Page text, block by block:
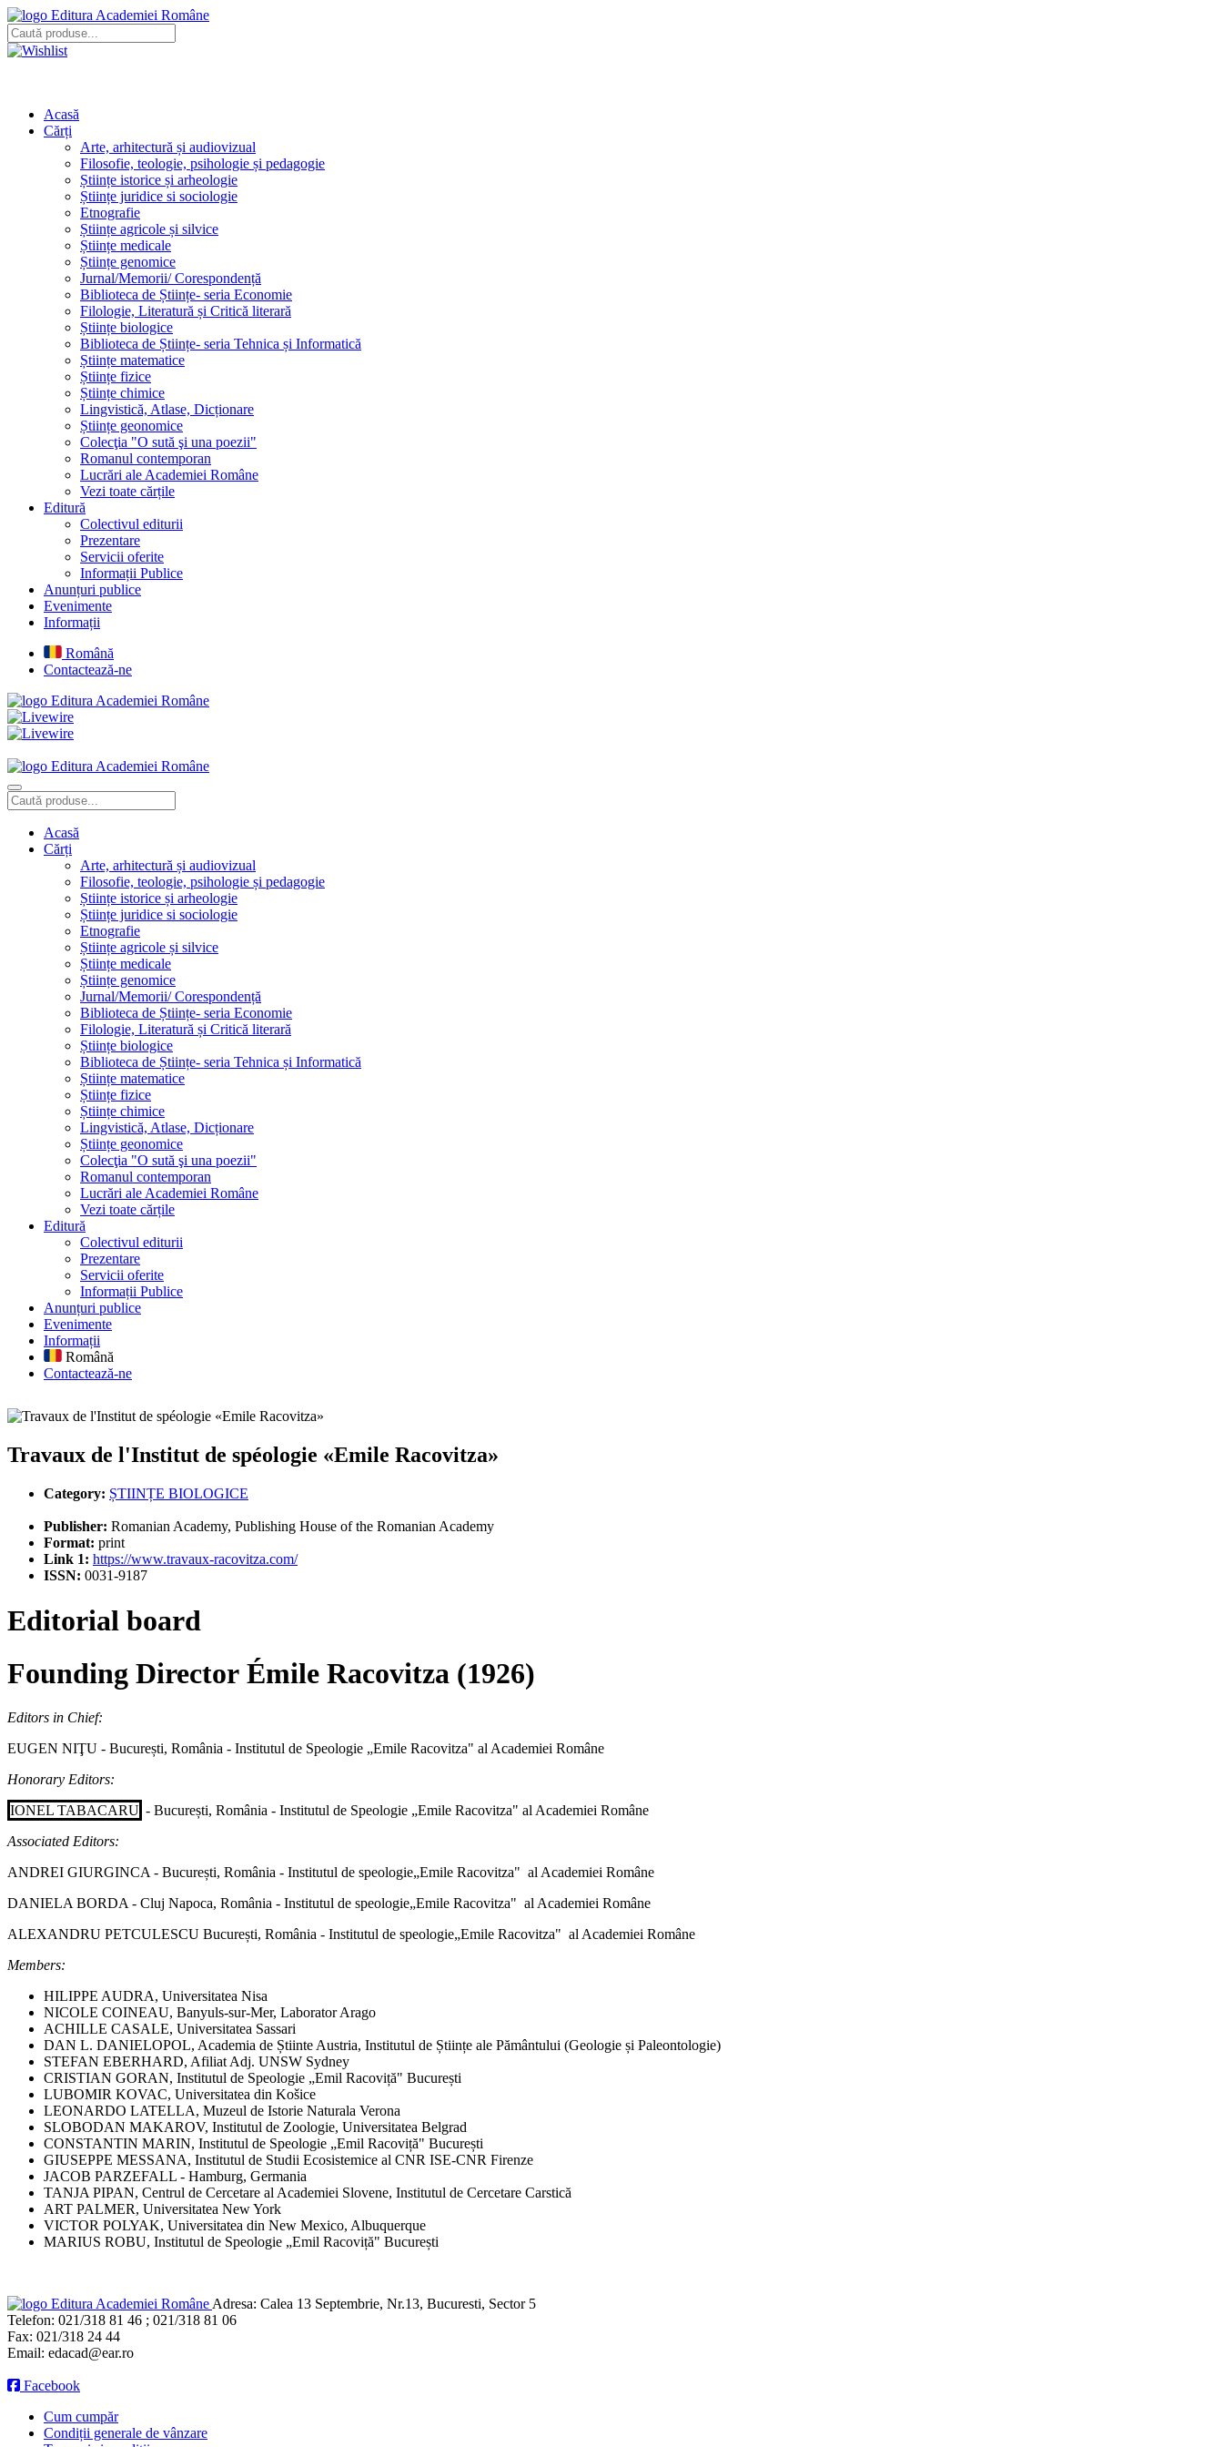
Editura Academiei Române
Acasă
Cărți
Arte, arhitectură și audiovizual
Filosofie, teologie, psihologie și pedagogie
Științe istorice și arheologie
Științe juridice si sociologie
Etnografie
Științe agricole și silvice
Științe medicale
Științe genomice
Jurnal/Memorii/ Corespondență
Biblioteca de Științe- seria Economie
Filologie, Literatură și Critică literară
Științe biologice
Biblioteca de Științe- seria Tehnica și Informatică
Științe matematice
Științe fizice
Științe chimice
Lingvistică, Atlase, Dicționare
Științe geonomice
Colecţia "O sută şi una poezii"
Romanul contemporan
Lucrări ale Academiei Române
Vezi toate cărțile
Editură
Colectivul editurii
Prezentare
Servicii oferite
Informații Publice
Anunțuri publice
Evenimente
Informații
Română
Contactează-ne
Editura Academiei Române
Editura Academiei Române
Acasă
Cărți
Arte, arhitectură și audiovizual
Filosofie, teologie, psihologie și pedagogie
Științe istorice și arheologie
Științe juridice si sociologie
Etnografie
Științe agricole și silvice
Științe medicale
Științe genomice
Jurnal/Memorii/ Corespondență
Biblioteca de Științe- seria Economie
Filologie, Literatură și Critică literară
Științe biologice
Biblioteca de Științe- seria Tehnica și Informatică
Științe matematice
Științe fizice
Științe chimice
Lingvistică, Atlase, Dicționare
Științe geonomice
Colecţia "O sută şi una poezii"
Romanul contemporan
Lucrări ale Academiei Române
Vezi toate cărțile
Editură
Colectivul editurii
Prezentare
Servicii oferite
Informații Publice
Anunțuri publice
Evenimente
Informații
Română
Contactează-ne
Travaux de l'Institut de spéologie «Emile Racovitza»
Category: ȘTIINȚE BIOLOGICE
Publisher: Romanian Academy, Publishing House of the Romanian Academy
Format: print
Link 1: https://www.travaux-racovitza.com/
ISSN: 0031-9187
Editorial board
Founding Director Émile Racovitza (1926)
Editors in Chief:
EUGEN NIŢU - București, România - Institutul de Speologie „Emile Racovitza" al Academiei Române
Honorary Editors:
IONEL TABACARU - București, România - Institutul de Speologie „Emile Racovitza" al Academiei Române
Associated Editors:
ANDREI GIURGINCA - București, România - Institutul de speologie„Emile Racovitza" al Academiei Române
DANIELA BORDA- Cluj Napoca, România - Institutul de speologie„Emile Racovitza" al Academiei Române
ALEXANDRU PETCULESCU București, România - Institutul de speologie„Emile Racovitza" al Academiei Române
Members:
HILIPPE AUDRA, Universitatea Nisa
NICOLE COINEAU, Banyuls-sur-Mer, Laborator Arago
ACHILLE CASALE, Universitatea Sassari
DAN L. DANIELOPOL, Academia de Știinte Austria, Institutul de Științe ale Pământului (Geologie și Paleontologie)
STEFAN EBERHARD, Afiliat Adj. UNSW Sydney
CRISTIAN GORAN, Institutul de Speologie „Emil Racoviță" București
LUBOMIR KOVAC, Universitatea din Košice
LEONARDO LATELLA, Muzeul de Istorie Naturala Verona
SLOBODAN MAKAROV, Institutul de Zoologie, Universitatea Belgrad
CONSTANTIN MARIN, Institutul de Speologie „Emil Racoviță" București
GIUSEPPE MESSANA, Institutul de Studii Ecosistemice al CNR ISE-CNR Firenze
JACOB PARZEFALL - Hamburg, Germania
TANJA PIPAN, Centrul de Cercetare al Academiei Slovene, Institutul de Cercetare Carstică
ART PALMER, Universitatea New York
VICTOR POLYAK, Universitatea din New Mexico, Albuquerque
MARIUS ROBU, Institutul de Speologie „Emil Racoviță" București
Editura Academiei RomâneAdresa: Calea 13 Septembrie, Nr.13, Bucuresti, Sector 5
Telefon: 021/318 81 46 ; 021/318 81 06
Fax: 021/318 24 44
Email: edacad@ear.ro
Facebook
Cum cumpăr
Condiții generale de vânzare